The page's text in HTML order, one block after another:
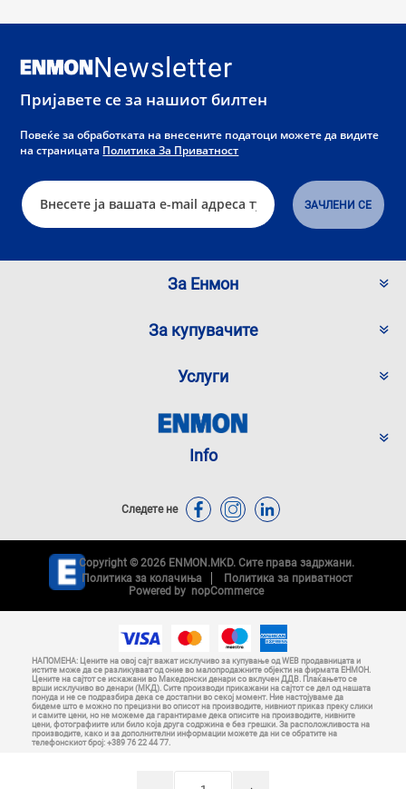
Newsletter
Пријавете се за нашиот билтен
Повеќе за обработката на внесените податоци можете да видите
на страницата Политика За Приватност
За Енмон
За купувачите
Услуги
Info
Следете не
Copyright © 2026 ENMON.MKD. Сите права задржани.
Политика за колачиња
Политика за приватност
Powered by nopCommerce
НАПОМЕНА: Цените на овој сајт важат исклучиво за купување од WEB продавницата и
истите може да се разликуваат од оние во малопродажните објекти на фирмата ЕНМОН.
Цените на сајтот се искажани во Македонски денари со вклучен ДДВ. Плаќањето се
врши исклучиво во денари (МКД). Сите производи прикажани на сајтот се дел од нашата
понуда и не се подразбира дека се достапни во секој момент. Ние настојуваме да
бидеме што е можно по прецизни во описот на производите, нивниот приказ преку слики
и самите цени, но не можеме да гарантираме дека описите на производите, нивните
цени, фотографиите или било која друга содржина е без грешки. За расположливоста на
производите, како и за дополнителни информации можете да ни се обратите на
телефонскиот број: +389 76 22 44 77.